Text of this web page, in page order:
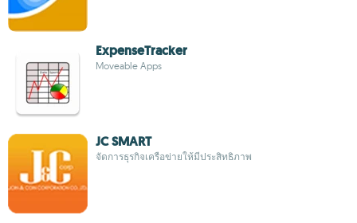
ExpenseTracker
Moveable Apps
JC SMART
จัดการธุรกิจเครือข่ายให้มีประสิทธิภาพ